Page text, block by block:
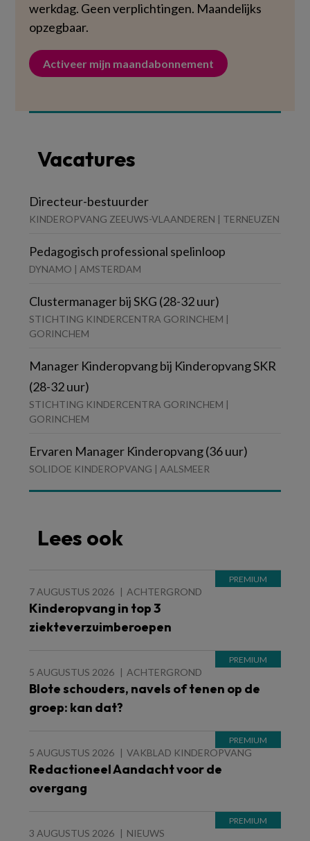
werkdag. Geen verplichtingen. Maandelijks
opzegbaar.
Activeer mijn maandabonnement
Vacatures
Directeur-bestuurder
KINDEROPVANG ZEEUWS-VLAANDEREN | TERNEUZEN
Pedagogisch professional spelinloop
DYNAMO | AMSTERDAM
Clustermanager bij SKG (28-32 uur)
STICHTING KINDERCENTRA GORINCHEM |
GORINCHEM
Manager Kinderopvang bij Kinderopvang SKR
(28-32 uur)
STICHTING KINDERCENTRA GORINCHEM |
GORINCHEM
Ervaren Manager Kinderopvang (36 uur)
SOLIDOE KINDEROPVANG | AALSMEER
Lees ook
7 AUGUSTUS 2026 ACHTERGROND
Kinderopvang in top 3
ziekteverzuimberoepen
5 AUGUSTUS 2026 ACHTERGROND
Blote schouders, navels of tenen op de
groep: kan dat?
5 AUGUSTUS 2026 VAKBLAD KINDEROPVANG
Redactioneel Aandacht voor de
overgang
3 AUGUSTUS 2026 NIEUWS